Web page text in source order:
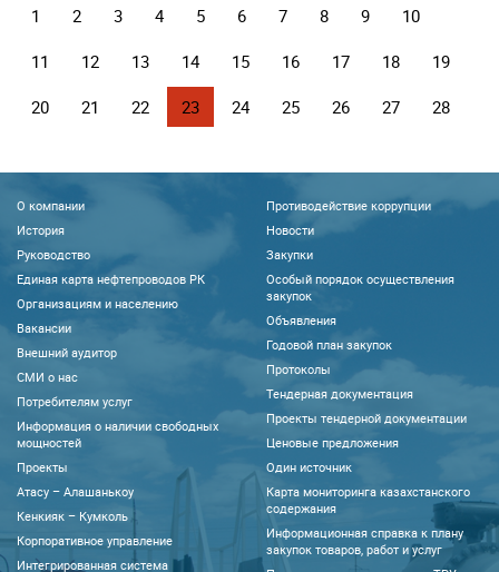
1 2 3 4 5 6 7 8 9 10
11 12 13 14 15 16 17 18 19
20 21 22 23 24 25 26 27 28
О компании
История
Руководство
Единая карта нефтепроводов РК
Организациям и населению
Вакансии
Внешний аудитор
CМИ о нас
Потребителям услуг
Информация о наличии свободных
мощностей
Проекты
Атасу – Алашанькоу
Кенкияк – Кумколь
Корпоративное управление
Интегрированная система
Противодействие коррупции
Новости
Закупки
Особый порядок осуществления
закупок
Объявления
Годовой план закупок
Протоколы
Тендерная документация
Проекты тендерной документации
Ценовые предложения
Один источник
Карта мониторинга казахстанского
содержания
Информационная справка к плану
закупок товаров, работ и услуг